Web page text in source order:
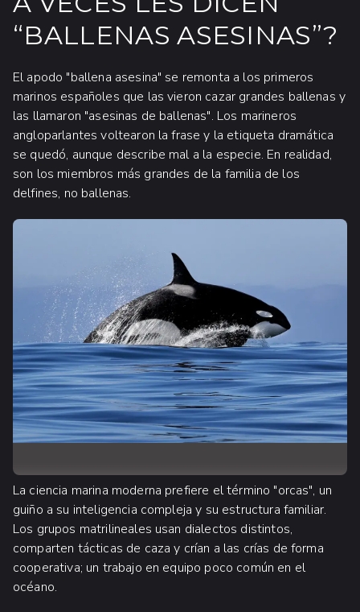
“BALLENAS ASESINAS”?
El apodo "ballena asesina" se remonta a los primeros
marinos españoles que las vieron cazar grandes ballenas y
las llamaron "asesinas de ballenas". Los marineros
angloparlantes voltearon la frase y la etiqueta dramática
se quedó, aunque describe mal a la especie. En realidad,
son los miembros más grandes de la familia de los
delfines, no ballenas.
La ciencia marina moderna prefiere el término "orcas", un
guiño a su inteligencia compleja y su estructura familiar.
Los grupos matrilineales usan dialectos distintos,
comparten tácticas de caza y crían a las crías de forma
cooperativa; un trabajo en equipo poco común en el
océano.